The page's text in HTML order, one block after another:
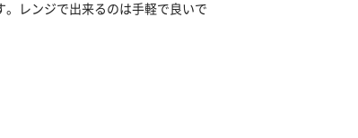
レンジで出来るのは手軽で良いで